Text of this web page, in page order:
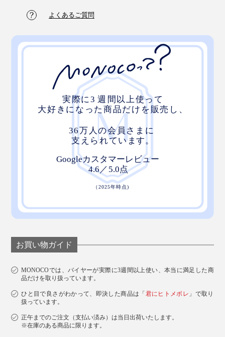
やかな暖かさが、朝まで続きます。
パイル地は、綿100％で、吸放湿性もバツグン。寝汗を
かいても、しっかり吸って、放出してくれるから、一晩
中、肌ざわりサラサラです。
さと、心地よい暖かさを、ぜひ体感してください。
よくあるご質問
お買い物ガイド
MONOCOでは、バイヤーが実際に3週間以上使い、本当に満足した商
品だけを取り扱っています。
ひと目で良さがわかって、即決した商品は「 君にヒトメボレ 」で取り
扱っています。
正午までのご注文（支払い済み）は当日出荷いたします。
※在庫のある商品に限ります。